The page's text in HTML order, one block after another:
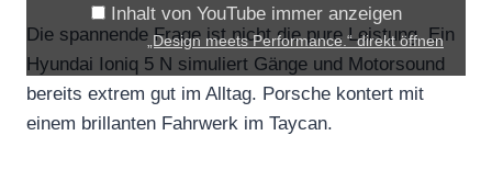
e
t
s
P
Inhalt von YouTube immer anzeigen
„Design meets Performance.“ direkt öffnen
Die spannende Frage ist nicht die pure Leistung. Ein
Hyundai Ioniq 5 N simuliert Gänge und Motorsound
bereits extrem gut im Alltag. Porsche kontert mit
einem brillanten Fahrwerk im Taycan.